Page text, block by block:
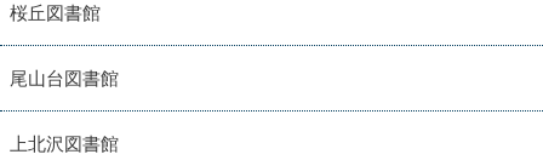
桜丘図書館
尾山台図書館
上北沢図書館